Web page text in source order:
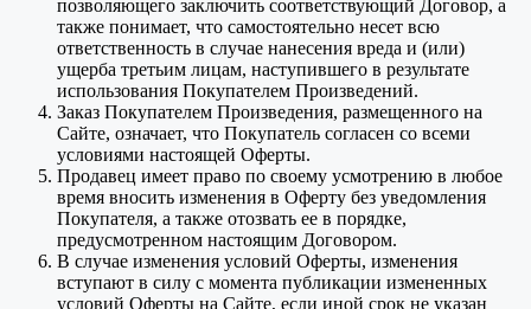
позволяющего заключить соответствующий Договор, а
также понимает, что самостоятельно несет всю
ответственность в случае нанесения вреда и (или)
ущерба третьим лицам, наступившего в результате
использования Покупателем Произведений.
Заказ Покупателем Произведения, размещенного на
Сайте, означает, что Покупатель согласен со всеми
условиями настоящей Оферты.
Продавец имеет право по своему усмотрению в любое
время вносить изменения в Оферту без уведомления
Покупателя, а также отозвать ее в порядке,
предусмотренном настоящим Договором.
В случае изменения условий Оферты, изменения
вступают в силу с момента публикации измененных
условий Оферты на Сайте, если иной срок не указан